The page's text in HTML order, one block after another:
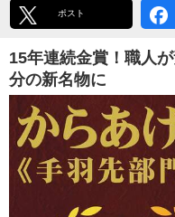
ポスト
15年連続金賞！職人
分の新名物に